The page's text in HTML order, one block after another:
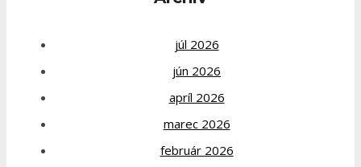
júl 2026
jún 2026
apríl 2026
marec 2026
február 2026